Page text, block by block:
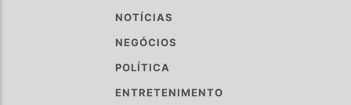
NOTÍCIAS
NEGÓCIOS
POLÍTICA
ENTRETENIMENTO